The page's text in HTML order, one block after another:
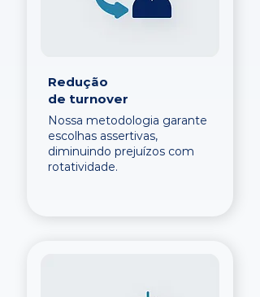
Redução
de turnover
Nossa metodologia garante
escolhas assertivas,
diminuindo prejuízos com
rotatividade.